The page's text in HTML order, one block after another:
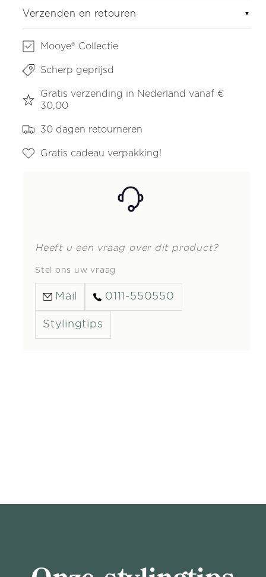
Verzenden en retouren ▼
Mooye® Collectie
Scherp geprijsd
Gratis verzending in Nederland vanaf €
30,00
30 dagen retourneren
Gratis cadeau verpakking!
Heeft u een vraag over dit product?
Stel ons uw vraag
Mail 0111-550550
Stylingtips